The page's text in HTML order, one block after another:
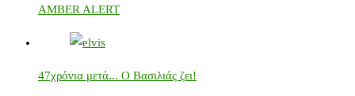
AMBER ALERT
47χρόνια μετά... Ο Βασιλιάς ζει!